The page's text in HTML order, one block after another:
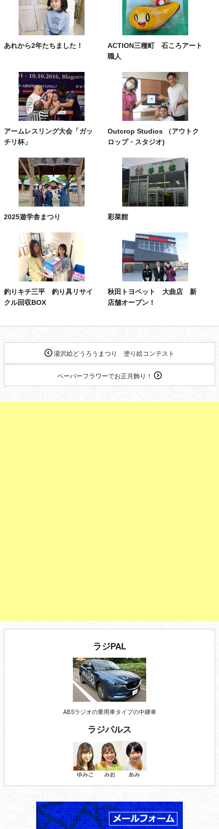
あれから2年たちました！
ACTION三種町 石ころアート
職人
アームレスリング大会「ガッ
チリ杯」
Outcrop Studios （アウトク
ロップ・スタジオ)
2025遊学舎まつり 彩菜館
釣りキチ三平 釣り具リサイ
クル回収BOX
秋田トヨペット 大曲店 新
店舗オープン！
湯沢絵どうろうまつり 塗り絵コンテスト
ペーパーフラワーでお正月飾り！
ラジPAL
ABSラジオの乗用車タイプの中継車
ラジパルス